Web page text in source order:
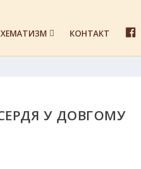
КОНТАКТ
E
У ДОВГОМУ